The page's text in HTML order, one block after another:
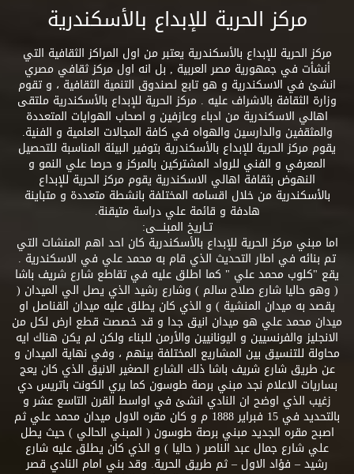
مركز الحرية للإبداع بالأسكندرية
مركز الحرية للإبداع بالأسكندرية يعتبر من اول المراكز الثقافية التي
أنشأت في جمهورية مصر العربية , بل انه اول مركز ثقافي مصري
انشئ في الاسكندرية و هو تابع لصندوق التنمية الثقافية ، و تقوم
وزارة الثقافة بالاشراف عليه . مركز الحرية للإبداع بالأسكندرية ملتقى
اهالي الاسكندرية من ادباء وعازفين و اصحاب الهوايات المتعددة
والمثقفين والدارسين والهواه في كافة المجالات العلمية و الفنية.
يقوم مركز الحرية للإبداع بالأسكندرية بتوفير البيئة المناسبة للتحصيل
المعرفي و الفني للرواد المشتركين بالمركز و حرصا علي النمو و
النهوض بثقافة اهالي الاسكندرية يقوم مركز الحرية للإبداع
بالأسكندرية من خلال اقسامه المختلفة بانشطة متعددة و متباينة
هادفة و قائمة علي دراسة متيقنة.
تــاريخ المبنــــى:
اما مبني مركز الحرية للإبداع بالأسكندرية كان احد اهم المنشات التي
تم بنائه في اطار التحديث الذي قام به محمد علي في الاسكندرية .
يقع "كلوب محمد علي " كما اطلق عليه في تقاطع شارع شريف باشا
( وهو حاليا شارع صلاح سالم ) وشارع رشيد الذي يصل الي الميدان (
يقصد به ميدان المنشية ) و الذي كان يطلق عليه ميدان القناصل او
ميدان محمد علي هو ميدان انيق جدا و قد خصصت قطع ارض لكل من
الانجليز والفرنسيين و اليونانيين والأرمن للبناء ولكن لم يكن هناك ايه
محاولة للتنسيق بين المشاريع المختلفة بينهم ، وفي نهاية الميدان و
عن طريق شارع شريف باشا ذلك الشارع الصغير الانيق الذي كان يعج
بساريات الاعلام نجد مبني برصة طوسون كما يري الكونت باتريس دي
زغيب الذي اوضح ان النادي انشئ في اواسط القرن التاسع عشر و
بالتحديد في 15 فبراير 1888 م و كان مقره الاول ميدان محمد علي ثم
اصبح مقره الجديد مبني برصة طوسون ( المبني الحالي ) حيث يطل
علي شارع جمال عبد الناصر ( حاليا ) و الذي كان يطلق عليه شارع
رشيد – فؤاد الاول – ثم طريق الحرية. وقد بني امام النادي قصر